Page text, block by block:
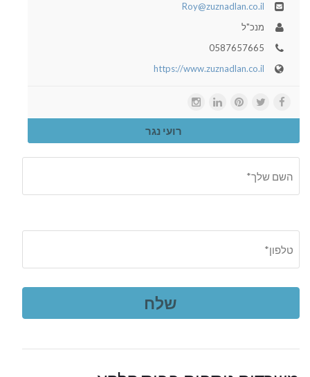
Roy@zuznadlan.co.il
מנכ"ל
0587657665
https://www.zuznadlan.co.il
רועי נגר